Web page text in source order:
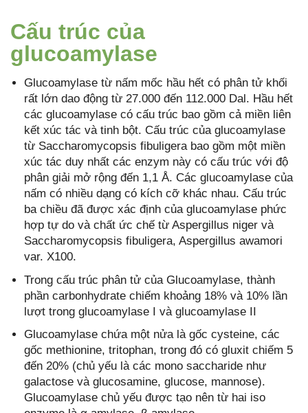
Cấu trúc của
glucoamylase
Glucoamylase từ nấm mốc hầu hết có phân tử khối
rất lớn dao động từ 27.000 đến 112.000 Dal. Hầu hết
các glucoamylase có cấu trúc bao gồm cả miền liên
kết xúc tác và tinh bột. Cấu trúc của glucoamylase
từ Saccharomycopsis fibuligera bao gồm một miền
xúc tác duy nhất các enzym này có cấu trúc với độ
phân giải mở rộng đến 1,1 Å. Các glucoamylase của
nấm có nhiều dạng có kích cỡ khác nhau. Cấu trúc
ba chiều đã được xác định của glucoamylase phức
hợp tự do và chất ức chế từ Aspergillus niger và
Saccharomycopsis fibuligera, Aspergillus awamori
var. X100.
Trong cấu trúc phân tử của Glucoamylase, thành
phần carbonhydrate chiếm khoảng 18% và 10% lần
lượt trong glucoamylase I và glucoamylase II
Glucoamylase chứa một nửa là gốc cysteine, các
gốc methionine, tritophan, trong đó có gluxit chiếm 5
đến 20% (chủ yếu là các mono saccharide như
galactose và glucosamine, glucose, mannose).
Glucoamylase chủ yếu được tạo nên từ hai iso